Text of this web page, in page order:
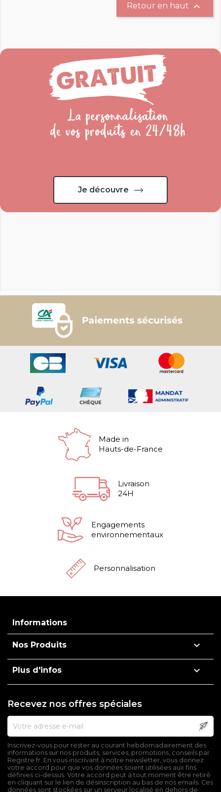
Retour en haut 
Je découvre
Made in
Hauts-de-France
Livraison
24H
Engagements
environnementaux
Personnalisation
Informations
Nos Produits 
Plus d'infos 
Recevez nos offres spéciales
Inscrivez-vous pour rester au courant hebdomadairement des
informations sur nos produits, services, promotions, conseils par
Registre.fr. En vous inscrivant à notre newsletter, vous donnez
votre accord pour que vos données soient utilisées aux fins
définies ci-dessus. Votre accord peut à tout moment être retiré
en cliquant sur le lien de désinscription au bas de nos emails. Ces
données sont stockées sur un serveur localisé en dehors de